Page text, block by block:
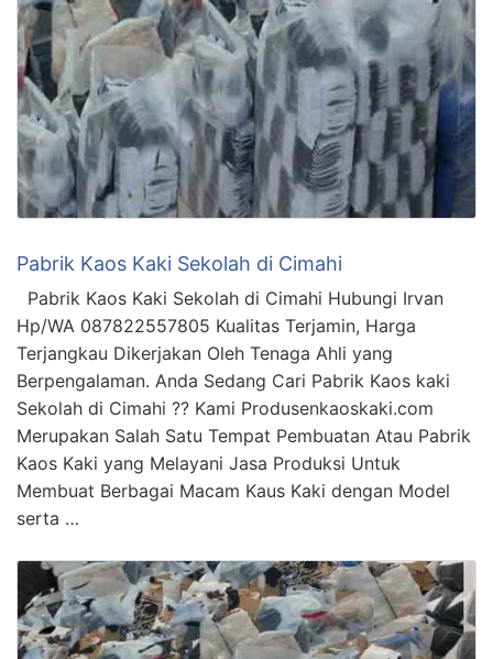
Pabrik Kaos Kaki Sekolah di Cimahi
Pabrik Kaos Kaki Sekolah di Cimahi Hubungi Irvan
Hp/WA 087822557805 Kualitas Terjamin, Harga
Terjangkau Dikerjakan Oleh Tenaga Ahli yang
Berpengalaman. Anda Sedang Cari Pabrik Kaos kaki
Sekolah di Cimahi ?? Kami Produsenkaoskaki.com
Merupakan Salah Satu Tempat Pembuatan Atau Pabrik
Kaos Kaki yang Melayani Jasa Produksi Untuk
Membuat Berbagai Macam Kaus Kaki dengan Model
serta …